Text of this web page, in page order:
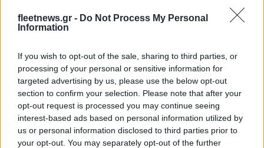
fleetnews.gr - Do Not Process My Personal
Information
If you wish to opt-out of the sale, sharing to third parties, or
processing of your personal or sensitive information for
targeted advertising by us, please use the below opt-out
section to confirm your selection. Please note that after your
opt-out request is processed you may continue seeing
interest-based ads based on personal information utilized by
us or personal information disclosed to third parties prior to
your opt-out. You may separately opt-out of the further
Εξοικονομώ – Επιχειρώ:
Παράταση έως τις 30
Νοεμβρίου για
περισσότερες από 400
επιχειρήσεις
ΣΚΑΪ: Ολοκληρώθηκε η
θητεία του Γρηγόρη
Δημητριάδη - Ο Γιάννης
Αλαφούζος επιστρέφει στη
θέση του CEO